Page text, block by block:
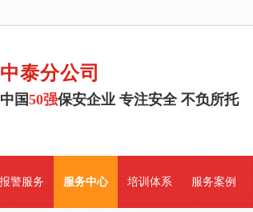
中泰分公司
中国50强保安企业 专注安全 不负所托
警服务 服务中心 培训体系 服务案例